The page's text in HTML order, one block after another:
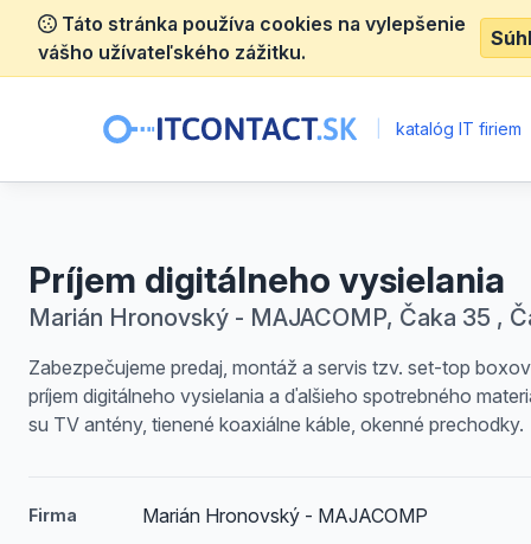
Táto stránka používa cookies na vylepšenie
vášho užívateľského zážitku.
katalóg IT firiem
Príjem digitálneho vysielania
Marián Hronovský - MAJACOMP, Čaka 35 ,
Zabezpečujeme predaj, montáž a servis tzv. set-top
príjem digitálneho vysielania a ďalšieho spotrebného
su TV antény, tienené koaxiálne káble, okenné prechodky.
Firma Marián Hronovský - MAJACOMP